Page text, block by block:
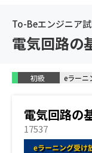
To-Beエンジニア
電気回路の
初級 eラーニ
電気回路の
17537